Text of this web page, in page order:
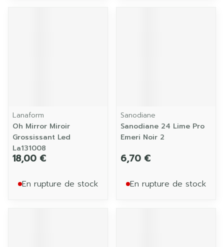
Lanaform
Oh Mirror Miroir
Grossissant Led
La131008
18,00 €
En rupture de stock
Sanodiane
Sanodiane 24 Lime Pro
Emeri Noir 2
6,70 €
En rupture de stock